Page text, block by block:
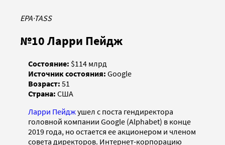
EPA·TASS
№10 Ларри Пейдж
Состояние: $114 млрд
Источник состояния: Google
Возраст: 51
Страна: США
Ларри Пейджушел с поста гендиректора
головной компании Google (Alphabet) в конце
2019 года, но остается ее акционером и членом
совета директоров. Интернет-корпорацию